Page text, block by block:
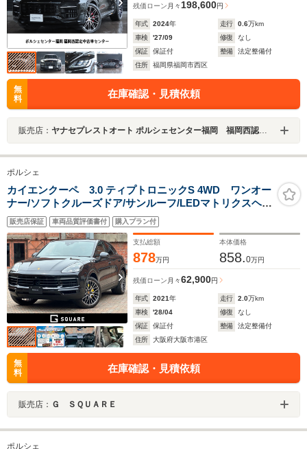
残価ローン 月々 198,600円
年式 2024年 走行 0.6万km
車検
'27/09 修復
なし
保証
保証付 整備
法定整備付
住所
福岡県福岡市西区
無
料
在庫確認・見積依頼
販売店： ヤナセプレストオート ポルシェセンター福岡 福岡西認定中古車センター
ポルシェ
カイエンクーペ 3.0 ティプトロニックS 4WD ワンオー
ナー/ソフトクルーズドア/サンルーフ/LEDマトリクスヘッ
ドライト/純正21インチRSホイール/スポーツテールパイ
プ(シルバー/全席シートヒーター/ACC/プライバシーガラ
ス/デジタルインナーミラー/純正ナビ/ETC
販売店保証 車両品質評価書付 購入プラン付
支払総額
878万円
本体価格
858.0万円
残価ローン 月々62,900円
年式 2021年 走行 2.0万km
車検
'28/04 修復
なし
保証
保証付 整備
法定整備付
住所
大阪府大阪市港区
無
料
在庫確認・見積依頼
販売店： Ｇ ＳＱＵＡＲＥ
ポルシェ